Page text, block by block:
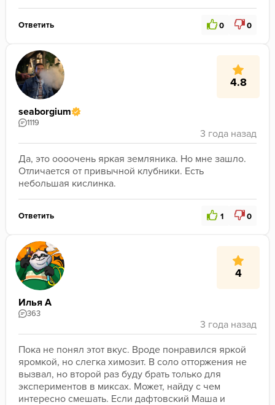
Ответить 0 0
4.8
seaborgium
1119
Да, это оооочень яркая земляника. Но мне зашло.
Отличается от привычной клубники. Есть
небольшая кислинка.
Ответить 1 0
4
Илья А
363
Пока не понял этот вкус. Вроде понравился яркой
яромкой, но слегка химозит. В соло отторжения не
вызвал, но второй раз буду брать только для
экспериментов в миксах. Может, найду с чем
интересно смешать. Если дафтовский Маша и